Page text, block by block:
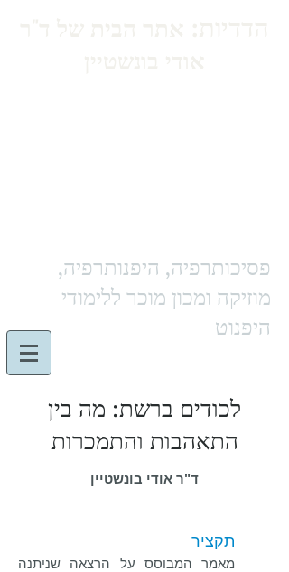
פסיכותרפיה, היפנותרפיה,
מוזיקה ומכון מוכר ללימודי
היפנוט
לכודים ברשת: מה בין
התאהבות והתמכרות
ד"ר אודי בונשטיין
תקציר
מאמר המבוסס על הרצאה שניתנה